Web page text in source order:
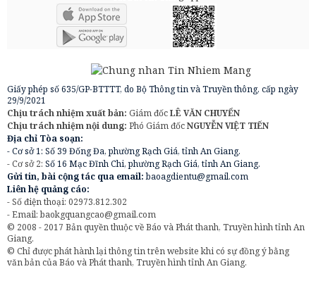
Giấy phép số 635/GP-BTTTT, do Bộ Thông tin và Truyền thông, cấp ngày
29/9/2021
Chịu trách nhiệm xuất bản: Giám đốcLÊ VĂN CHUYỂN
Chịu trách nhiệm nội dung: Phó Giám đốcNGUYỄN VIỆT TIẾN
Địa chỉ Tòa soạn:
- Cơ sở 1: Số 39 Đống Đa, phường Rạch Giá, tỉnh An Giang.
- Cơ sở 2: Số 16 Mạc Đĩnh Chi, phường Rạch Giá, tỉnh An Giang.
Gửi tin, bài cộng tác qua email:baoagdientu@gmail.com
Liên hệ quảng cáo:
- Số điện thoại: 02973.812.302
- Email:baokgquangcao@gmail.com
© 2008 - 2017 Bản quyền thuộc về Báo và Phát thanh, Truyền hình tỉnh An
Giang.
© Chỉ được phát hành lại thông tin trên website khi có sự đồng ý bằng
văn bản của Báo và Phát thanh, Truyền hình tỉnh An Giang.